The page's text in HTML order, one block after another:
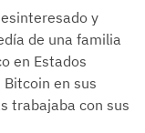
y
de una familia
en Estados
Bitcoin en sus
trabajaba con sus